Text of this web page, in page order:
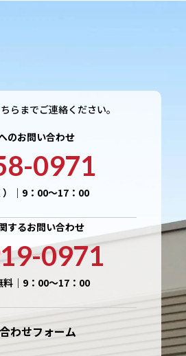
らまでご連絡ください。
のお問い合わせ
0971
｜9：00〜17：00
するお問い合わせ
0971
｜9：00〜17：00
わせフォーム